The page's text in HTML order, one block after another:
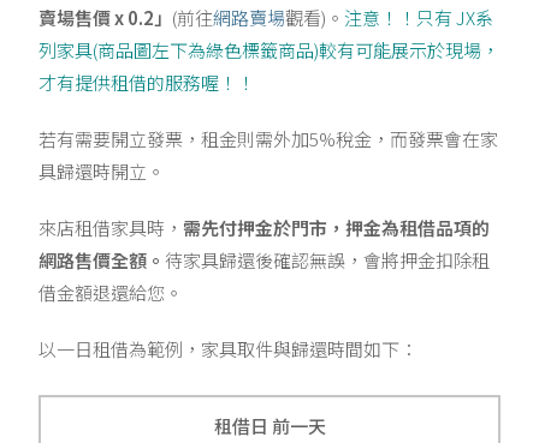
賣場售價 x 0.2」 (前往網路賣場觀看)。注意！！只有 JX系
列家具(商品圖左下為綠色標籤商品)較有可能展示於現場，
才有提供租借的服務喔！！
若有需要開立發票，租金則需外加5%稅金，而發票會在家
具歸還時開立。
來店租借家具時， 需先付押金於門市，押金為租借品項的
網路售價全額。 待家具歸還後確認無誤，會將押金扣除租
借金額退還給您。
以一日租借為範例，家具取件與歸還時間如下：
租借日 前一天